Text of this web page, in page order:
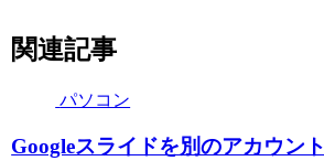
関連記事
パソコン
Googleスライドを別のアカウント